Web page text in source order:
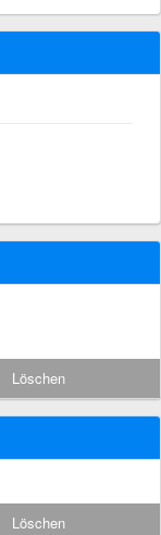
Löschen
Löschen